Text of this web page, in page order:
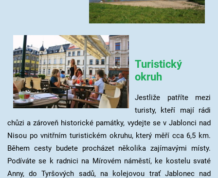
Turistický
okruh
Jestliže patříte mezi
turisty, kteří mají rádi
chůzi a zároveň historické památky, vydejte se v Jablonci nad
Nisou po vnitřním turistickém okruhu, který měří cca 6,5 km.
Během cesty budete procházet několika zajímavými místy.
Podíváte se k radnici na Mírovém náměstí, ke kostelu svaté
Anny, do Tyršových sadů, na kolejovou trať Jablonec nad